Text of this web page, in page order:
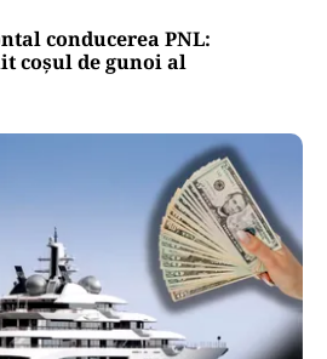
conducerea PNL:
coșul de gunoi al